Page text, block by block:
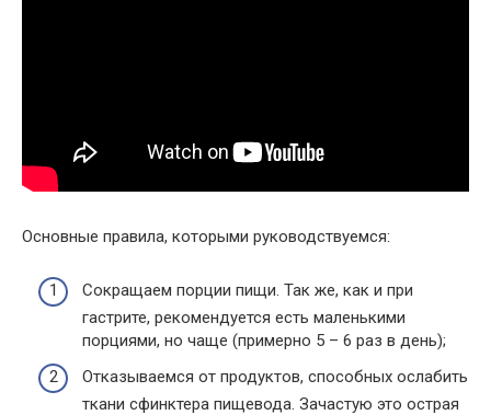
Основные правила, которыми руководствуемся:
Сокращаем порции пищи. Так же, как и при
гастрите, рекомендуется есть маленькими
порциями, но чаще (примерно 5 – 6 раз в день);
Отказываемся от продуктов, способных ослабить
ткани сфинктера пищевода. Зачастую это острая